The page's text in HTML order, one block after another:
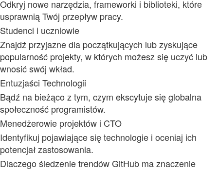
Odkryj nowe narzędzia, frameworki i biblioteki, które
usprawnią Twój przepływ pracy.
Studenci i uczniowie
Znajdź przyjazne dla początkujących lub zyskujące
popularność projekty, w których możesz się uczyć lub
wnosić swój wkład.
Entuzjaści Technologii
Bądź na bieżąco z tym, czym ekscytuje się globalna
społeczność programistów.
Menedżerowie projektów i CTO
Identyfikuj pojawiające się technologie i oceniaj ich
potencjał zastosowania.
Dlaczego śledzenie trendów GitHub ma znaczenie